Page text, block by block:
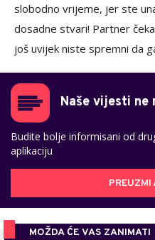
slobodno vrijeme, jer ste
dosadne stvari! Partner
još uvijek niste spremni da
Naše vijesti ne
Budite bolje informisani od
aplikaciju
PREUZMI
MOŽDA ĆE VAS ZANIMATI